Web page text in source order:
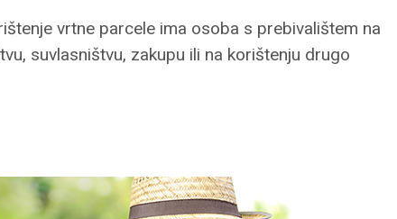
vrtne parcele ima osoba s prebivalištem na
suvlasništvu, zakupu ili na korištenju drugo